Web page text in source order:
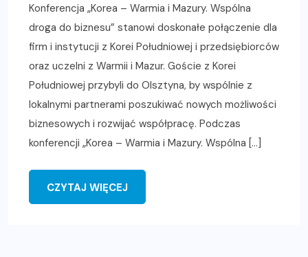
Konferencja „Korea – Warmia i Mazury. Wspólna
droga do biznesu” stanowi doskonałe połączenie dla
firm i instytucji z Korei Południowej i przedsiębiorców
oraz uczelni z Warmii i Mazur. Goście z Korei
Południowej przybyli do Olsztyna, by wspólnie z
lokalnymi partnerami poszukiwać nowych możliwości
biznesowych i rozwijać współpracę. Podczas
konferencji „Korea – Warmia i Mazury. Wspólna […]
CZYTAJ WIĘCEJ